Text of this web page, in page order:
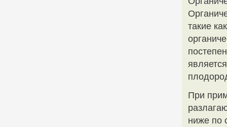
такие
При
ниже по